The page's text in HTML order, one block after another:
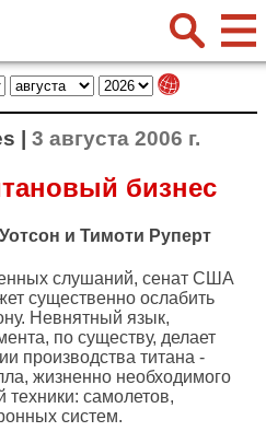
| 3 августа 2006 г.
бизнес
и Тимоти Руперт
слушаний, сенат США
существенно ослабить
Невнятный язык,
по существу, делает
производства титана -
жизненно необходимого
техники: самолетов,
систем.